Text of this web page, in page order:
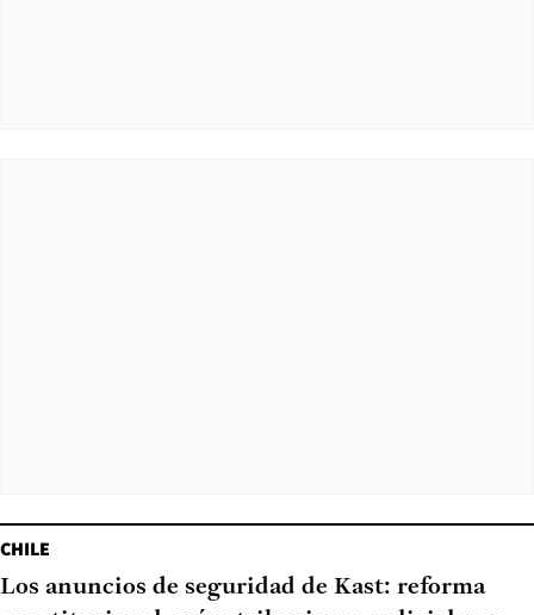
CHILE
Los anuncios de seguridad de Kast: reforma